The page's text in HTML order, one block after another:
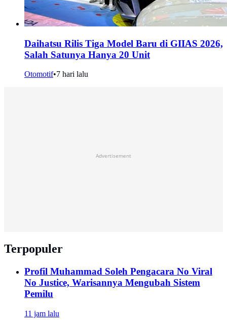
Daihatsu Rilis Tiga Model Baru di GIIAS 2026,
Salah Satunya Hanya 20 Unit
Otomotif•7 hari lalu
Advertisement
Terpopuler
Profil Muhammad Soleh Pengacara No Viral
No Justice, Warisannya Mengubah Sistem
Pemilu
11 jam lalu